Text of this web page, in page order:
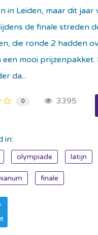
in Leiden, maar dit jaar
de finale streden
die ronde 2 hadden
een mooi prijzenpakket.
da...
0
3395
in:
olympiade latijn
finale